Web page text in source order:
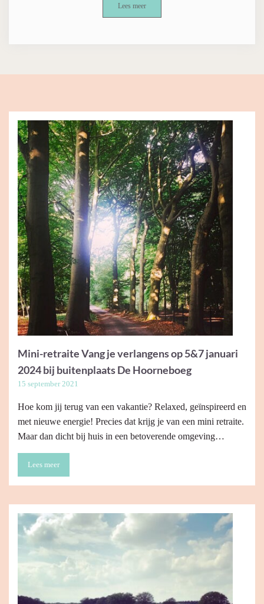
Lees meer
Mini-retraite Vang je verlangens op 5&7 januari
2024 bij buitenplaats De Hoorneboeg
15 september 2021
Hoe kom jij terug van een vakantie? Relaxed, geïnspireerd en
met nieuwe energie! Precies dat krijg je van een mini retraite.
Maar dan dicht bij huis in een betoverende omgeving…
Lees meer